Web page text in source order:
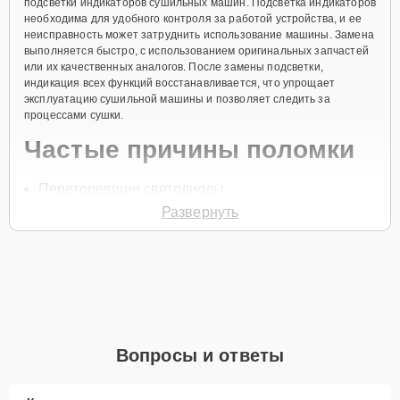
необходима для удобного контроля за работой устройства, и ее
неисправность может затруднить использование машины. Замена
выполняется быстро, с использованием оригинальных запчастей
или их качественных аналогов. После замены подсветки,
индикация всех функций восстанавливается, что упрощает
эксплуатацию сушильной машины и позволяет следить за
процессами сушки.
Частые причины поломки
Перегоревшие светодиоды
Неисправность проводки
Специалист свяжется с вами в течение минуты для уточнения
всех деталей и записи на диагностику.
Развернуть
Вопросы и ответы